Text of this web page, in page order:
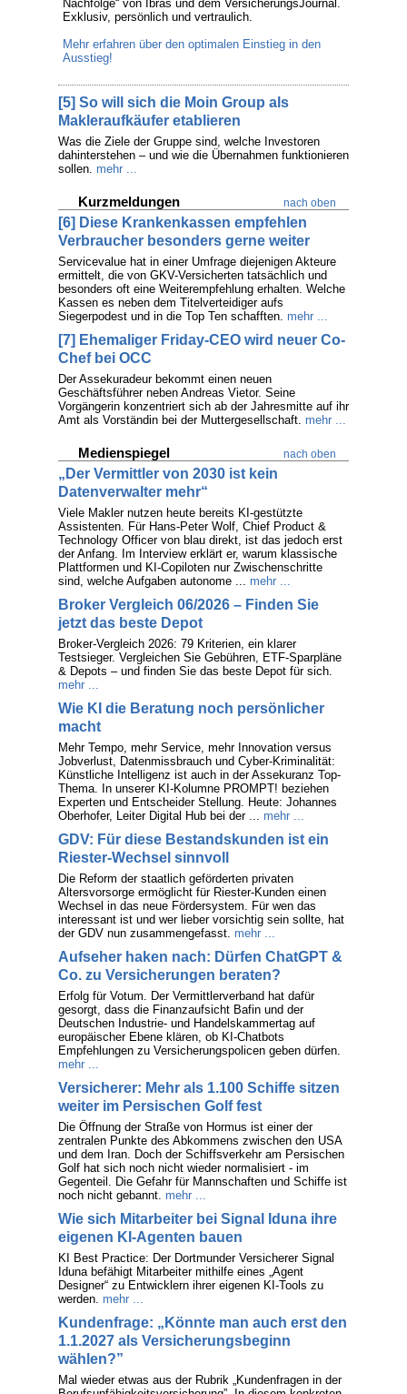
Nachfolge“ von Ibras und dem VersicherungsJournal.
Exklusiv, persönlich und vertraulich.
Mehr erfahren über den optimalen Einstieg in den
Ausstieg!
[5] So will sich die Moin Group als
Makleraufkäufer etablieren
Was die Ziele der Gruppe sind, welche Investoren
dahinterstehen – und wie die Übernahmen funktionieren
sollen. mehr ...
Kurzmeldungen nach oben
[6] Diese Krankenkassen empfehlen
Verbraucher besonders gerne weiter
Servicevalue hat in einer Umfrage diejenigen Akteure
ermittelt, die von GKV-Versicherten tatsächlich und
besonders oft eine Weiterempfehlung erhalten. Welche
Kassen es neben dem Titelverteidiger aufs
Siegerpodest und in die Top Ten schafften. mehr ...
[7] Ehemaliger Friday-CEO wird neuer Co-
Chef bei OCC
Der Assekuradeur bekommt einen neuen
Geschäftsführer neben Andreas Vietor. Seine
Vorgängerin konzentriert sich ab der Jahresmitte auf ihr
Amt als Vorständin bei der Muttergesellschaft. mehr ...
Medienspiegel nach oben
„Der Vermittler von 2030 ist kein
Datenverwalter mehr“
Viele Makler nutzen heute bereits KI-gestützte
Assistenten. Für Hans-Peter Wolf, Chief Product &
Technology Officer von blau direkt, ist das jedoch erst
der Anfang. Im Interview erklärt er, warum klassische
Plattformen und KI-Copiloten nur Zwischenschritte
sind, welche Aufgaben autonome ... mehr ...
Broker Vergleich 06/2026 – Finden Sie
jetzt das beste Depot
Broker-Vergleich 2026: 79 Kriterien, ein klarer
Testsieger. Vergleichen Sie Gebühren, ETF-Sparpläne
& Depots – und finden Sie das beste Depot für sich.
mehr ...
Wie KI die Beratung noch persönlicher
macht
Mehr Tempo, mehr Service, mehr Innovation versus
Jobverlust, Datenmissbrauch und Cyber-Kriminalität:
Künstliche Intelligenz ist auch in der Assekuranz Top-
Thema. In unserer KI-Kolumne PROMPT! beziehen
Experten und Entscheider Stellung. Heute: Johannes
Oberhofer, Leiter Digital Hub bei der ... mehr ...
GDV: Für diese Bestandskunden ist ein
Riester-Wechsel sinnvoll
Die Reform der staatlich geförderten privaten
Altersvorsorge ermöglicht für Riester-Kunden einen
Wechsel in das neue Fördersystem. Für wen das
interessant ist und wer lieber vorsichtig sein sollte, hat
der GDV nun zusammengefasst. mehr ...
Aufseher haken nach: Dürfen ChatGPT &
Co. zu Versicherungen beraten?
Erfolg für Votum. Der Vermittlerverband hat dafür
gesorgt, dass die Finanzaufsicht Bafin und der
Deutschen Industrie- und Handelskammertag auf
europäischer Ebene klären, ob KI-Chatbots
Empfehlungen zu Versicherungspolicen geben dürfen.
mehr ...
Versicherer: Mehr als 1.100 Schiffe sitzen
weiter im Persischen Golf fest
Die Öffnung der Straße von Hormus ist einer der
zentralen Punkte des Abkommens zwischen den USA
und dem Iran. Doch der Schiffsverkehr am Persischen
Golf hat sich noch nicht wieder normalisiert - im
Gegenteil. Die Gefahr für Mannschaften und Schiffe ist
noch nicht gebannt. mehr ...
Wie sich Mitarbeiter bei Signal Iduna ihre
eigenen KI-Agenten bauen
KI Best Practice: Der Dortmunder Versicherer Signal
Iduna befähigt Mitarbeiter mithilfe eines „Agent
Designer“ zu Entwicklern ihrer eigenen KI-Tools zu
werden. mehr ...
Kundenfrage: „Könnte man auch erst den
1.1.2027 als Versicherungsbeginn
wählen?”
Mal wieder etwas aus der Rubrik „Kundenfragen in der